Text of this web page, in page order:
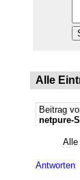
Alle
Beitrag
netpure-
Alle
Antworten